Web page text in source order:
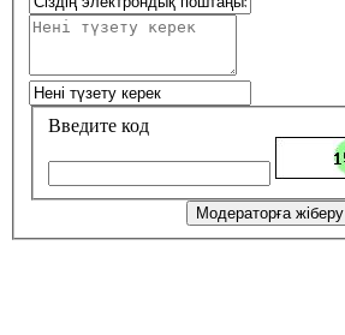
Введите код
Модераторға жіберу